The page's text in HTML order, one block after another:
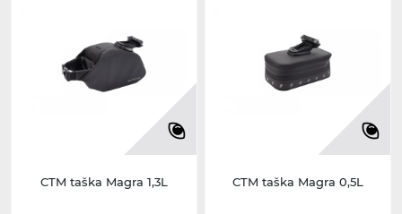
CTM taška Magra 1,3L CTM taška Magra 0,5L